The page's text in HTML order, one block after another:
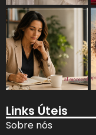
Links Úteis
Sobre nós